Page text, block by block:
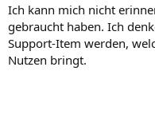
Ich kann mich nicht
gebraucht haben. Ich
Support-Item werden,
Nutzen bringt.